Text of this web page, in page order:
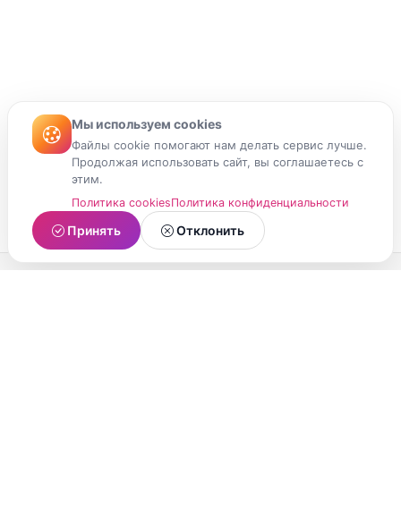
Мы используем cookies
Файлы cookie помогают нам делать сервис лучше.
Продолжая использовать сайт, вы соглашаетесь с
этим.
Политика cookiesПолитика конфиденциальности
Принять Отклонить